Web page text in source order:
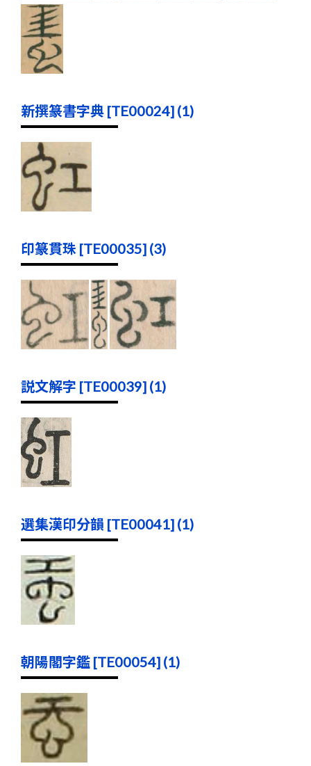
新撰篆書字典 [TE00024] (1)
印篆貫珠 [TE00035] (3)
説文解字 [TE00039] (1)
選集漢印分韻 [TE00041] (1)
朝陽閣字鑑 [TE00054] (1)